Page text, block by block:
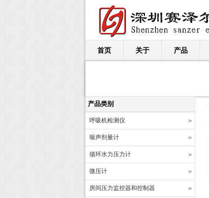
首页 关于 产品
产品类别
呼吸机检测仪
噪声剂量计
循环水力压力计
微压计
房间压力监控器和控制器